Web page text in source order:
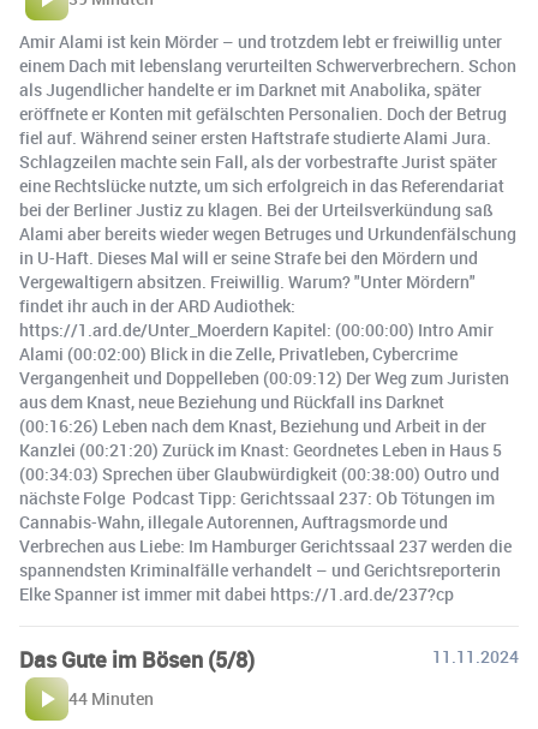
Amir Alami ist kein Mörder – und trotzdem lebt er freiwillig unter
einem Dach mit lebenslang verurteilten Schwerverbrechern. Schon
als Jugendlicher handelte er im Darknet mit Anabolika, später
eröffnete er Konten mit gefälschten Personalien. Doch der Betrug
fiel auf. Während seiner ersten Haftstrafe studierte Alami Jura.
Schlagzeilen machte sein Fall, als der vorbestrafte Jurist später
eine Rechtslücke nutzte, um sich erfolgreich in das Referendariat
bei der Berliner Justiz zu klagen. Bei der Urteilsverkündung saß
Alami aber bereits wieder wegen Betruges und Urkundenfälschung
in U-Haft. Dieses Mal will er seine Strafe bei den Mördern und
Vergewaltigern absitzen. Freiwillig. Warum? "Unter Mördern"
findet ihr auch in der ARD Audiothek:
https://1.ard.de/Unter_Moerdern Kapitel: (00:00:00) Intro Amir
Alami (00:02:00) Blick in die Zelle, Privatleben, Cybercrime
Vergangenheit und Doppelleben (00:09:12) Der Weg zum Juristen
aus dem Knast, neue Beziehung und Rückfall ins Darknet
(00:16:26) Leben nach dem Knast, Beziehung und Arbeit in der
Kanzlei (00:21:20) Zurück im Knast: Geordnetes Leben in Haus 5
(00:34:03) Sprechen über Glaubwürdigkeit (00:38:00) Outro und
nächste Folge ️ Podcast Tipp: Gerichtssaal 237: Ob Tötungen im
Cannabis-Wahn, illegale Autorennen, Auftragsmorde und
Verbrechen aus Liebe: Im Hamburger Gerichtssaal 237 werden die
spannendsten Kriminalfälle verhandelt – und Gerichtsreporterin
Elke Spanner ist immer mit dabei https://1.ard.de/237?cp
Das Gute im Bösen (5/8)
11.11.2024
44 Minuten